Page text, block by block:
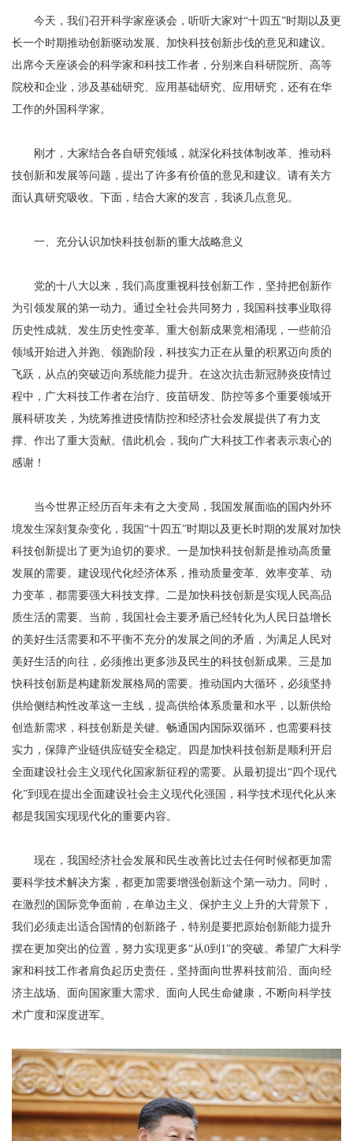
今天，我们召开科学家座谈会，听听大家对“十四五”时期以及更
长一个时期推动创新驱动发展、加快科技创新步伐的意见和建议。
出席今天座谈会的科学家和科技工作者，分别来自科研院所、高等
院校和企业，涉及基础研究、应用基础研究、应用研究，还有在华
工作的外国科学家。
刚才，大家结合各自研究领域，就深化科技体制改革、推动科
技创新和发展等问题，提出了许多有价值的意见和建议。请有关方
面认真研究吸收。下面，结合大家的发言，我谈几点意见。
一、充分认识加快科技创新的重大战略意义
党的十八大以来，我们高度重视科技创新工作，坚持把创新作
为引领发展的第一动力。通过全社会共同努力，我国科技事业取得
历史性成就、发生历史性变革。重大创新成果竞相涌现，一些前沿
领域开始进入并跑、领跑阶段，科技实力正在从量的积累迈向质的
飞跃，从点的突破迈向系统能力提升。在这次抗击新冠肺炎疫情过
程中，广大科技工作者在治疗、疫苗研发、防控等多个重要领域开
展科研攻关，为统筹推进疫情防控和经济社会发展提供了有力支
撑、作出了重大贡献。借此机会，我向广大科技工作者表示衷心的
感谢！
当今世界正经历百年未有之大变局，我国发展面临的国内外环
境发生深刻复杂变化，我国“十四五”时期以及更长时期的发展对加快
科技创新提出了更为迫切的要求。一是加快科技创新是推动高质量
发展的需要。建设现代化经济体系，推动质量变革、效率变革、动
力变革，都需要强大科技支撑。二是加快科技创新是实现人民高品
质生活的需要。当前，我国社会主要矛盾已经转化为人民日益增长
的美好生活需要和不平衡不充分的发展之间的矛盾，为满足人民对
美好生活的向往，必须推出更多涉及民生的科技创新成果。三是加
快科技创新是构建新发展格局的需要。推动国内大循环，必须坚持
供给侧结构性改革这一主线，提高供给体系质量和水平，以新供给
创造新需求，科技创新是关键。畅通国内国际双循环，也需要科技
实力，保障产业链供应链安全稳定。四是加快科技创新是顺利开启
全面建设社会主义现代化国家新征程的需要。从最初提出“四个现代
化”到现在提出全面建设社会主义现代化强国，科学技术现代化从来
都是我国实现现代化的重要内容。
现在，我国经济社会发展和民生改善比过去任何时候都更加需
要科学技术解决方案，都更加需要增强创新这个第一动力。同时，
在激烈的国际竞争面前，在单边主义、保护主义上升的大背景下，
我们必须走出适合国情的创新路子，特别是要把原始创新能力提升
摆在更加突出的位置，努力实现更多“从0到1”的突破。希望广大科学
家和科技工作者肩负起历史责任，坚持面向世界科技前沿、面向经
济主战场、面向国家重大需求、面向人民生命健康，不断向科学技
术广度和深度进军。